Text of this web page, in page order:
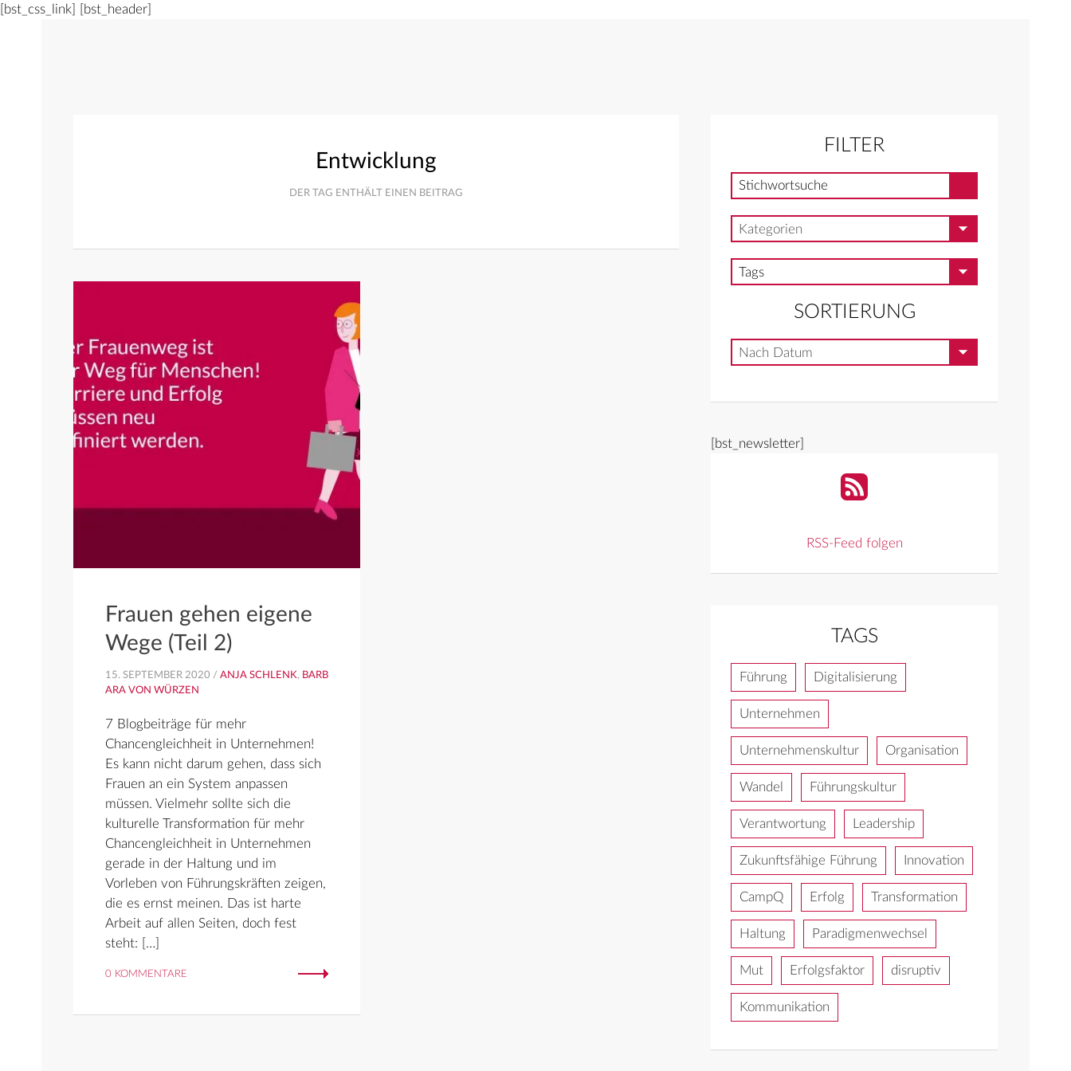
[bst_css_link] [bst_header]
Entwicklung
DER TAG ENTHÄLT EINEN BEITRAG
Frauen gehen eigene
Wege (Teil 2)
15. SEPTEMBER 2020 / ANJA SCHLENK, BARB
ARA VON WÜRZEN
7 Blogbeiträge für mehr
Chancengleichheit in Unternehmen!
Es kann nicht darum gehen, dass sich
Frauen an ein System anpassen
müssen. Vielmehr sollte sich die
kulturelle Transformation für mehr
Chancengleichheit in Unternehmen
gerade in der Haltung und im
Vorleben von Führungskräften zeigen,
die es ernst meinen. Das ist harte
Arbeit auf allen Seiten, doch fest
steht: […]
0 KOMMENTARE
FILTER
Stichwortsuche
Kategorien
Kategorien
Tags
Tags
SORTIERUNG
Nach Datum
[bst_newsletter]
RSS-Feed folgen
TAGS
Führung Digitalisierung
Unternehmen
Unternehmenskultur Organisation
Wandel Führungskultur
Verantwortung Leadership
Zukunftsfähige Führung Innovation
CampQ Erfolg Transformation
Haltung Paradigmenwechsel
Mut Erfolgsfaktor disruptiv
Kommunikation